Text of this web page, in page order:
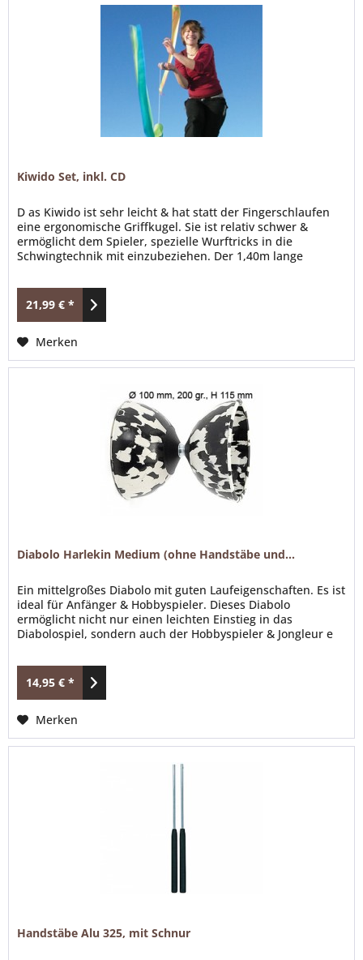
Kiwido Set, inkl. CD
D as Kiwido ist sehr leicht & hat statt der Fingerschlaufen
eine ergonomische Griffkugel. Sie ist relativ schwer &
ermöglicht dem Spieler, spezielle Wurftricks in die
Schwingtechnik mit einzubeziehen. Der 1,40m lange
Bewegungen. Die ästhetische Eleganz erzeugt bei dem
Spieler ein angenehmes Körpergefühl & die Zuschauer...
21,99 € *
Merken
Diabolo Harlekin Medium (ohne Handstäbe und...
Ein mittelgroßes Diabolo mit guten Laufeigenschaften. Es ist
ideal für Anfänger & Hobbyspieler. Dieses Diabolo
ermöglicht nicht nur einen leichten Einstieg in das
Diabolospiel, sondern auch der Hobbyspieler & Jongleur e
Lieferbare Farben: 4-farbig: rot/gelb/blau/grün, 2-farbig:
schwarz/weiß, schwarz/rot, blau/gelb Die...
14,95 € *
Merken
Handstäbe Alu 325, mit Schnur